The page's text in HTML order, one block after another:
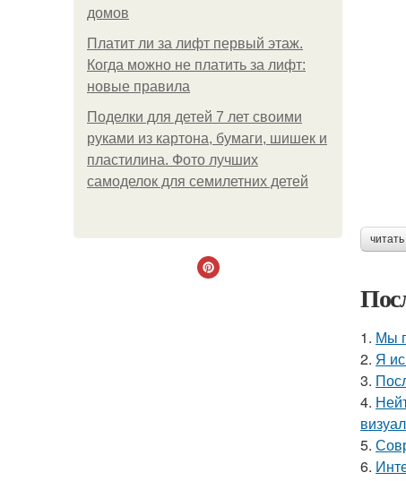
домов
Платит ли за лифт первый этаж.
Когда можно не платить за лифт:
новые правила
Поделки для детей 7 лет своими
руками из картона, бумаги, шишек и
пластилина. Фото лучших
самоделок для семилетних детей
1. Мы
2. Я
3.
4.
5.
6.